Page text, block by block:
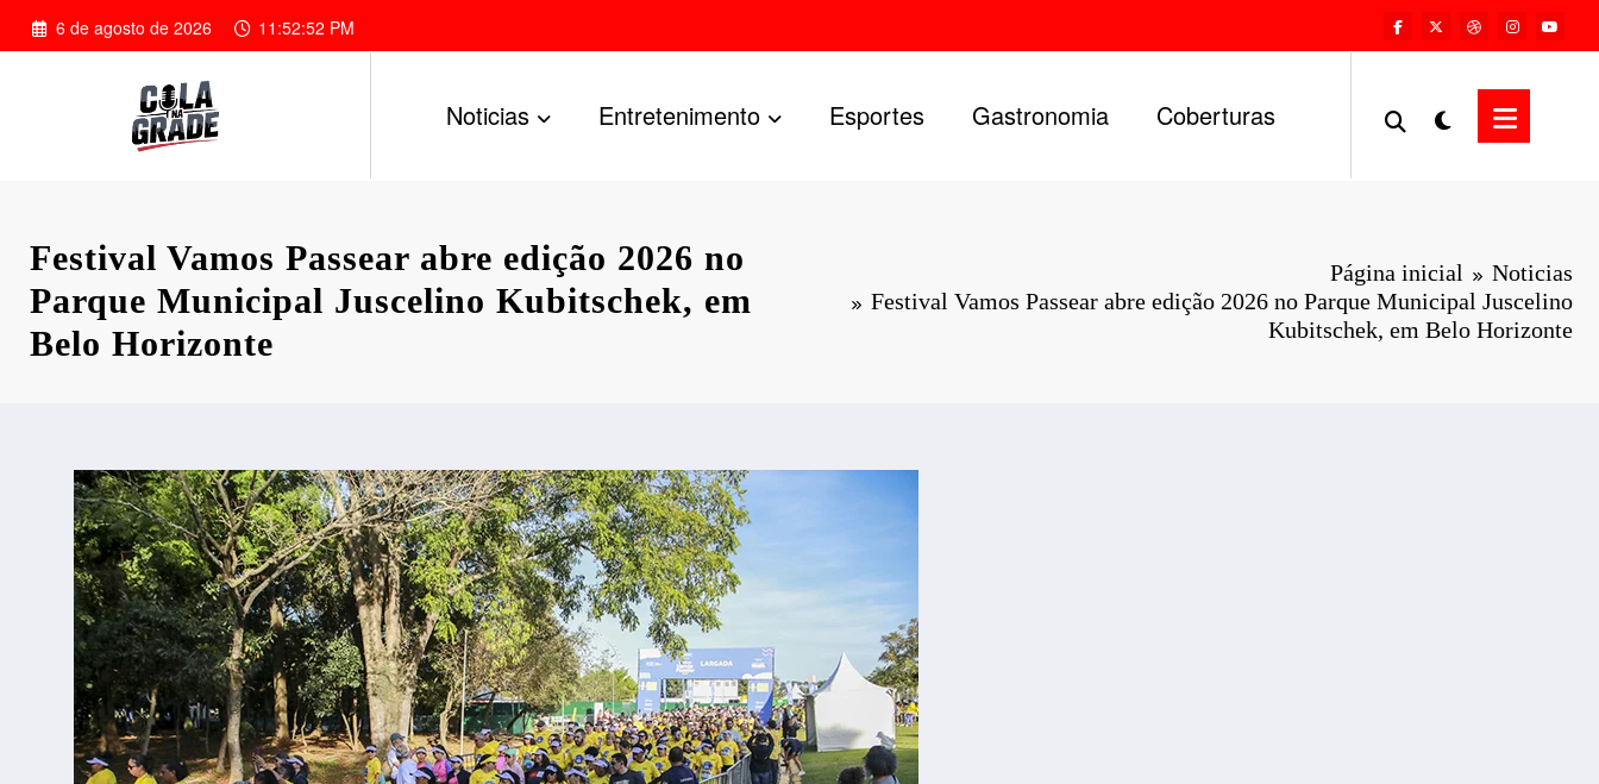
Pular
para
6 de agosto de 2026 11:52:53 PM
Noticias Entretenimento Esportes Gastronomia Coberturas
Festival Vamos Passear abre edição 2026 no
Parque Municipal Juscelino Kubitschek, em
Belo Horizonte
Página inicial
Noticias
Festival Vamos Passear abre edição 2026 no Parque Municipal Juscelino
Kubitschek, em Belo Horizonte